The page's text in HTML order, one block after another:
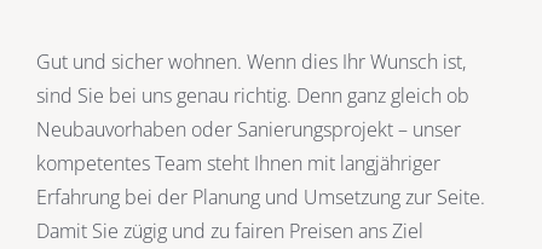
Gut und sicher wohnen. Wenn dies Ihr Wunsch ist,
sind Sie bei uns genau richtig. Denn ganz gleich ob
Neubauvorhaben oder Sanierungsprojekt– unser
kompetentes Team steht Ihnen mit langjähriger
Erfahrung bei der Planung und Umsetzung zur Seite.
Damit Sie zügig und zu fairen Preisen ans Ziel